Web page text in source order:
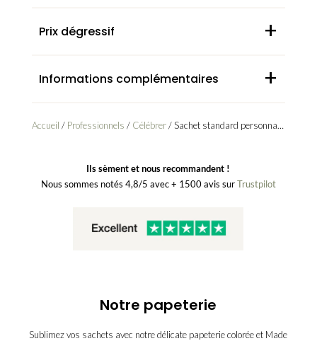
Prix dégressif +
Informations complémentaires +
Accueil / Professionnels / Célébrer/ Sachet standard personnalisé petit budget (dès 100 unités)
Ils sèment et nous recommandent !
Nous sommes notés 4,8/5 avec + 1500 avis surTrustpilot
Notre papeterie
Sublimez vos sachets avec notre délicate papeterie colorée et Made